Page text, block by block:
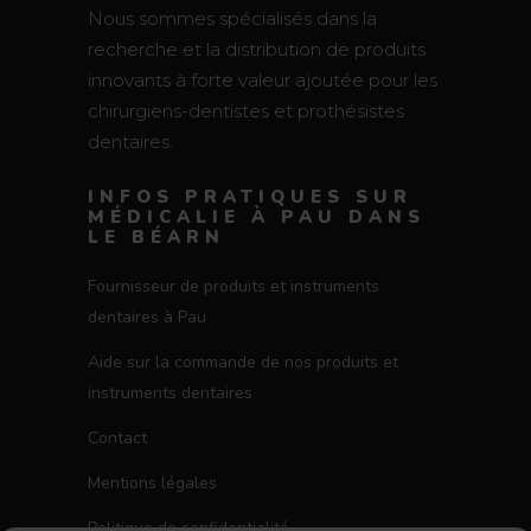
Nous sommes spécialisés dans la
recherche et la distribution de produits
innovants à forte valeur ajoutée pour les
chirurgiens-dentistes et prothésistes
dentaires.
INFOS PRATIQUES SUR
MÉDICALIE À PAU DANS
LE BÉARN
Fournisseur de produits et instruments
dentaires à Pau
Aide sur la commande de nos produits et
instruments dentaires
Contact
Mentions légales